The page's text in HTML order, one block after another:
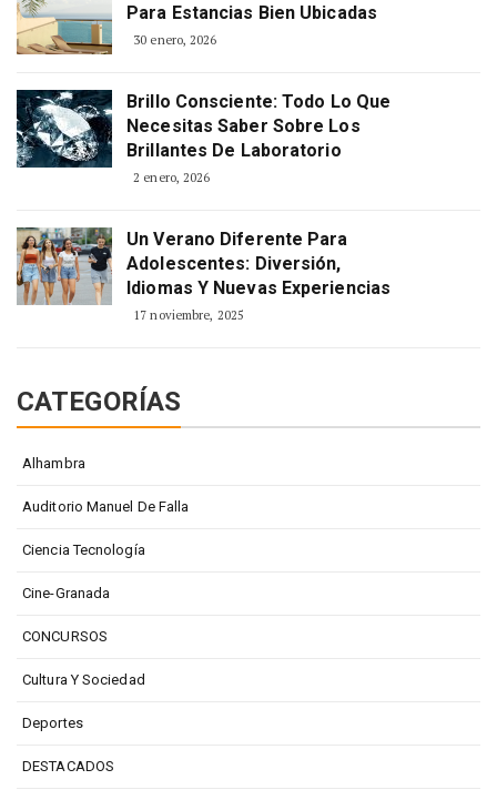
Para Estancias Bien Ubicadas
30 enero, 2026
Brillo Consciente: Todo Lo Que
Necesitas Saber Sobre Los
Brillantes De Laboratorio
2 enero, 2026
Un Verano Diferente Para
Adolescentes: Diversión,
Idiomas Y Nuevas Experiencias
17 noviembre, 2025
CATEGORÍAS
Alhambra
Auditorio Manuel De Falla
Ciencia Tecnología
Cine-Granada
CONCURSOS
Cultura Y Sociedad
Deportes
DESTACADOS